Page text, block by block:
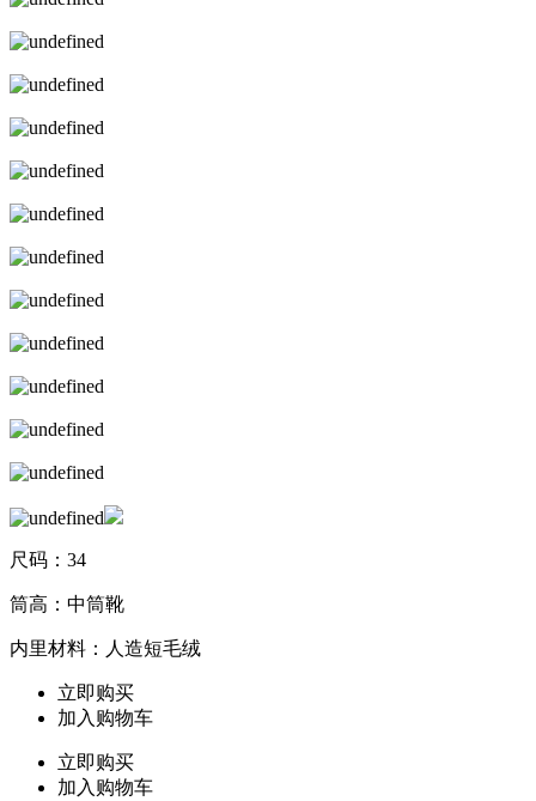
尺码：34
筒高：中筒靴
内里材料：人造短毛绒
立即购买
加入购物车
立即购买
加入购物车